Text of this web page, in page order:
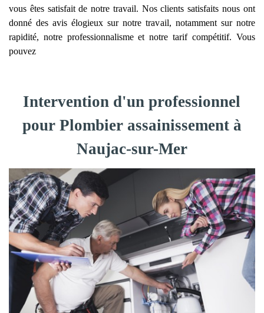
vous êtes satisfait de notre travail. Nos clients satisfaits nous ont
donné des avis élogieux sur notre travail, notamment sur notre
rapidité, notre professionnalisme et notre tarif compétitif. Vous
pouvez
Intervention d'un professionnel
pour Plombier assainissement à
Naujac-sur-Mer